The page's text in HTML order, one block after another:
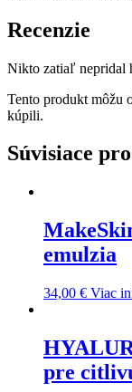
Recenzie
Nikto zatiaľ nepridal
Tento produkt môžu
kúpili.
Súvisiace
emulzia
34,00 € Viac
pre